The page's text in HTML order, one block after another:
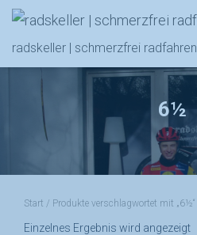
radskeller | schmerzfrei radfahren
6½
Start / Produkte verschlagwortet mit „6½“
Einzelnes Ergebnis wird angezeigt